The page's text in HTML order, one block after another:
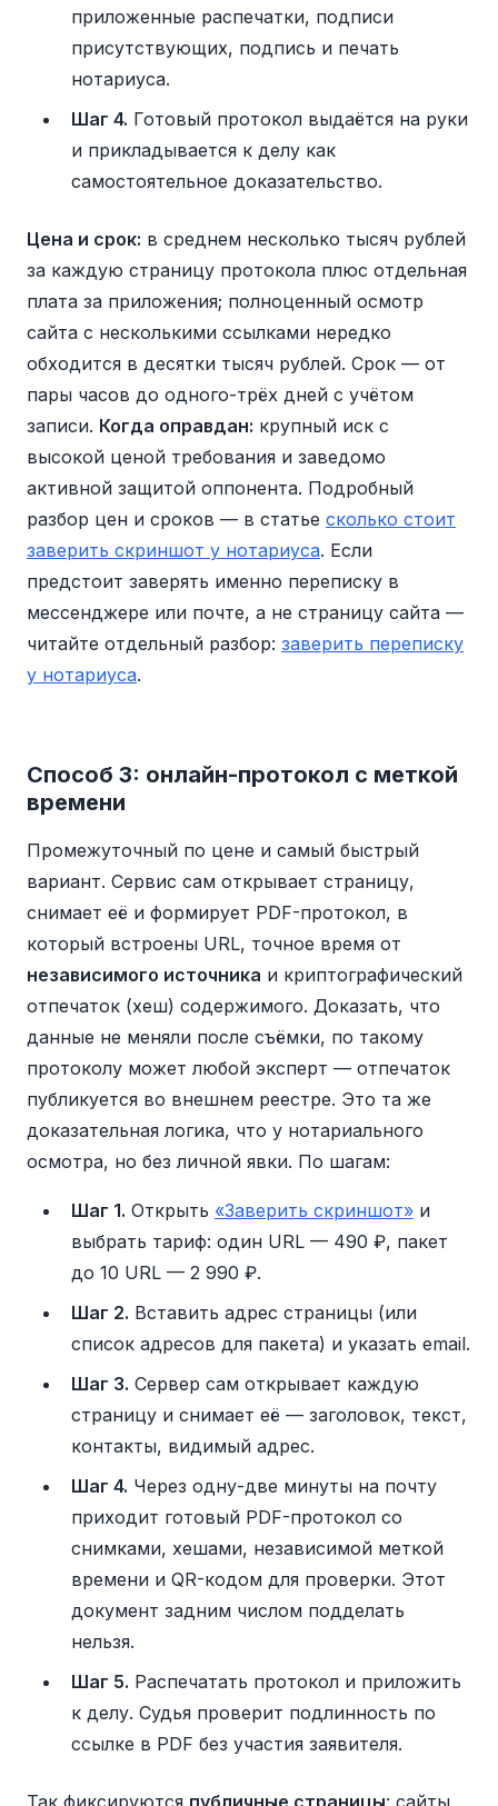
приложенные распечатки, подписи
присутствующих, подпись и печать
нотариуса.
Шаг 4. Готовый протокол выдаётся на руки
и прикладывается к делу как
самостоятельное доказательство.
Цена и срок: в среднем несколько тысяч рублей
за каждую страницу протокола плюс отдельная
плата за приложения; полноценный осмотр
сайта с несколькими ссылками нередко
обходится в десятки тысяч рублей. Срок — от
пары часов до одного-трёх дней с учётом
записи. Когда оправдан: крупный иск с
высокой ценой требования и заведомо
активной защитой оппонента. Подробный
разбор цен и сроков — в статье сколько стоит
заверить скриншот у нотариуса. Если
предстоит заверять именно переписку в
мессенджере или почте, а не страницу сайта —
читайте отдельный разбор: заверить переписку
у нотариуса.
Способ 3: онлайн-протокол с меткой
времени
Промежуточный по цене и самый быстрый
вариант. Сервис сам открывает страницу,
снимает её и формирует PDF-протокол, в
который встроены URL, точное время от
независимого источника и криптографический
отпечаток (хеш) содержимого. Доказать, что
данные не меняли после съёмки, по такому
протоколу может любой эксперт — отпечаток
публикуется во внешнем реестре. Это та же
доказательная логика, что у нотариального
осмотра, но без личной явки. По шагам:
Шаг 1. Открыть «Заверить скриншот» и
выбрать тариф: один URL — 490 ₽, пакет
до 10 URL — 2 990 ₽.
Шаг 2. Вставить адрес страницы (или
список адресов для пакета) и указать email.
Шаг 3. Сервер сам открывает каждую
страницу и снимает её — заголовок, текст,
контакты, видимый адрес.
Шаг 4. Через одну-две минуты на почту
приходит готовый PDF-протокол со
снимками, хешами, независимой меткой
времени и QR-кодом для проверки. Этот
документ задним числом подделать
нельзя.
Шаг 5. Распечатать протокол и приложить
к делу. Судья проверит подлинность по
ссылке в PDF без участия заявителя.
Так фиксируются публичные страницы: сайты,